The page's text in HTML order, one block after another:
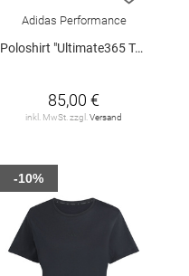
Adidas Performance
Poloshirt "Ultimate365 Tour"
85,00 €
inkl. MwSt. zzgl. Versand
-10%